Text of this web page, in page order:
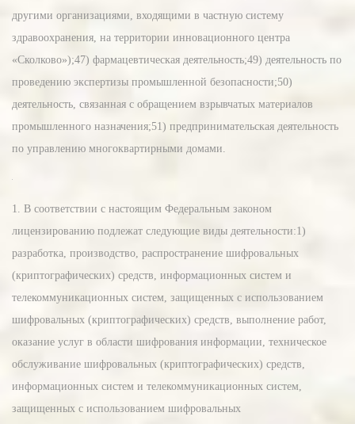
другими организациями, входящими в частную систему
здравоохранения, на территории инновационного центра
«Сколково»);47) фармацевтическая деятельность;49) деятельность по
проведению экспертизы промышленной безопасности;50)
деятельность, связанная с обращением взрывчатых материалов
промышленного назначения;51) предпринимательская деятельность
по управлению многоквартирными домами.
1. В соответствии с настоящим Федеральным законом
лицензированию подлежат следующие виды деятельности:1)
разработка, производство, распространение шифровальных
(криптографических) средств, информационных систем и
телекоммуникационных систем, защищенных с использованием
шифровальных (криптографических) средств, выполнение работ,
оказание услуг в области шифрования информации, техническое
обслуживание шифровальных (криптографических) средств,
информационных систем и телекоммуникационных систем,
защищенных с использованием шифровальных